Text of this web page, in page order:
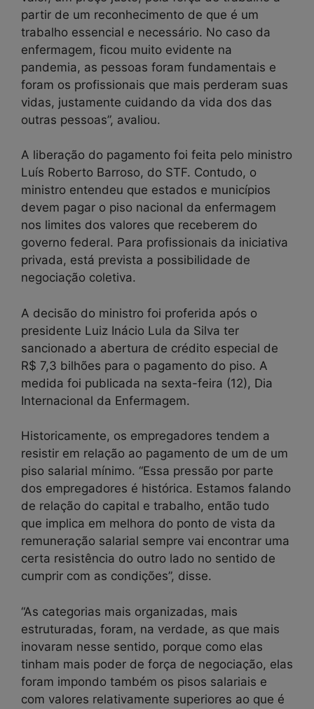
partir de um reconhecimento de que é um
trabalho essencial e necessário. No caso da
enfermagem, ficou muito evidente na
pandemia, as pessoas foram fundamentais e
foram os profissionais que mais perderam suas
vidas, justamente cuidando da vida dos das
outras pessoas”, avaliou.
A liberação do pagamento foi feita pelo ministro
Luís Roberto Barroso, do STF. Contudo, o
ministro entendeu que estados e municípios
devem pagar o piso nacional da enfermagem
nos limites dos valores que receberem do
governo federal. Para profissionais da iniciativa
privada, está prevista a possibilidade de
negociação coletiva.
A decisão do ministro foi proferida após o
presidente Luiz Inácio Lula da Silva ter
sancionado a abertura de crédito especial de
R$ 7,3 bilhões para o pagamento do piso. A
medida foi publicada na sexta-feira (12), Dia
Internacional da Enfermagem.
Historicamente, os empregadores tendem a
resistir em relação ao pagamento de um de um
piso salarial mínimo. “Essa pressão por parte
dos empregadores é histórica. Estamos falando
de relação do capital e trabalho, então tudo
que implica em melhora do ponto de vista da
remuneração salarial sempre vai encontrar uma
certa resistência do outro lado no sentido de
cumprir com as condições”, disse.
“As categorias mais organizadas, mais
estruturadas, foram, na verdade, as que mais
inovaram nesse sentido, porque como elas
tinham mais poder de força de negociação, elas
foram impondo também os pisos salariais e
com valores relativamente superiores ao que é